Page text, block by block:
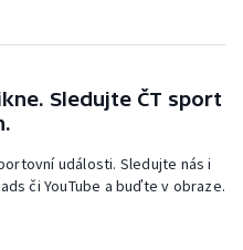
Sledujte ČT sport
události. Sledujte nás i
či YouTube a buďte v obraze.